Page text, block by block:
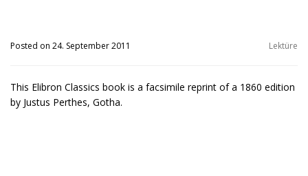
Posted on 24. September 2011 Lektüre
This Elibron Classics book is a facsimile reprint of a 1860 edition
by Justus Perthes, Gotha.